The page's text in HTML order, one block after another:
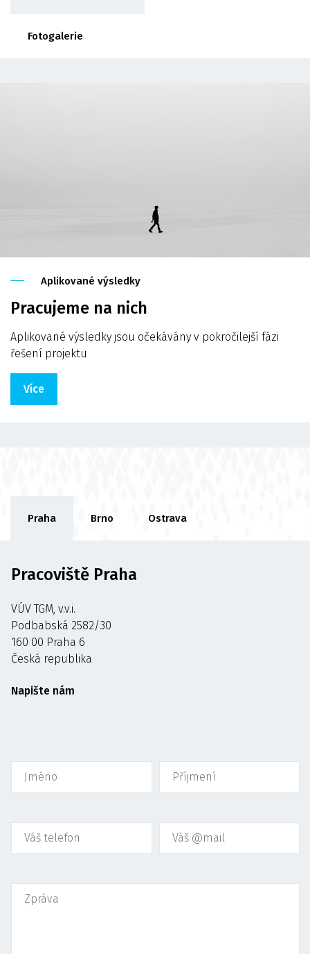
Fotogalerie
Aplikované výsledky
Pracujeme na nich
Aplikované výsledky jsou očekávány v pokročilejší fázi
řešení projektu
Více
Praha Brno Ostrava
Pracoviště Praha
VÚV TGM, v.v.i.
Podbabská 2582/30
160 00 Praha 6
Česká republika
Napište nám